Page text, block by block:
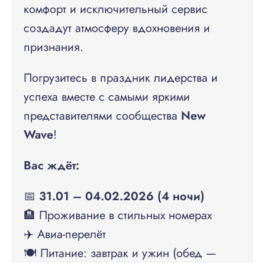
комфорт и исключительный сервис
создадут атмосферу вдохновения и
признания.
Погрузитесь в праздник лидерства и
успеха вместе с самыми яркими
представителями сообщества New
Wave!
Вас ждёт:
📅 31.01 – 04.02.2026 (4 ночи)
🏨 Проживание в стильных номерах
✈️ Авиа-перелёт
🍽 Питание: завтрак и ужин (обед —